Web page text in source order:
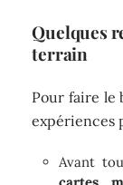
Quelques
terrain
Pour faire le
expériences
Avant